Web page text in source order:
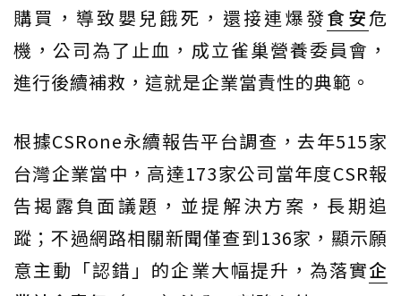
購買，導致嬰兒餓死，還接連爆發食安危
機，公司為了止血，成立雀巢營養委員會，
進行後續補救，這就是企業當責性的典範。
根據CSRone永續報告平台調查，去年515家
台灣企業當中，高達173家公司當年度CSR報
告揭露負面議題，並提解決方案，長期追
蹤；不過網路相關新聞僅查到136家，顯示願
意主動「認錯」的企業大幅提升，為落實企